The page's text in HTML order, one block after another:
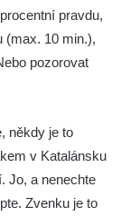
pravdu,
(max. 10 min.),
pozorovat
někdy je to
v Katalánsku
Jo, a nenechte
Zvenku je to